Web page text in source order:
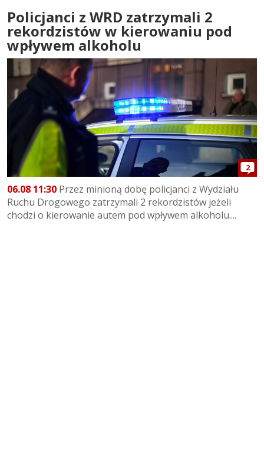
Policjanci z WRD zatrzymali 2
rekordzistów w kierowaniu pod
wpływem alkoholu
2
06.08 11:30 Przez minioną dobę policjanci z Wydziału
Ruchu Drogowego zatrzymali 2 rekordzistów jeżeli
chodzi o kierowanie autem pod wpływem alkoholu....